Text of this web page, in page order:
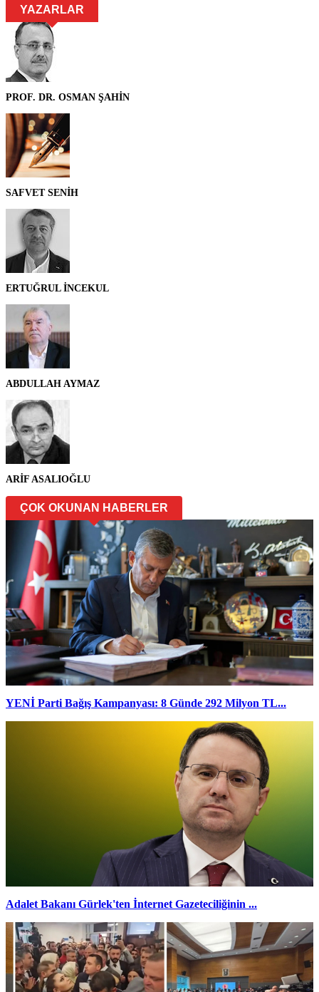
YAZARLAR
PROF. DR. OSMAN ŞAHİN
SAFVET SENİH
ERTUĞRUL İNCEKUL
ABDULLAH AYMAZ
ARİF ASALIOĞLU
ÇOK OKUNAN HABERLER
YENİ Parti Bağış Kampanyası: 8 Günde 292 Milyon TL...
Adalet Bakanı Gürlek'ten İnternet Gazeteciliğinin ...